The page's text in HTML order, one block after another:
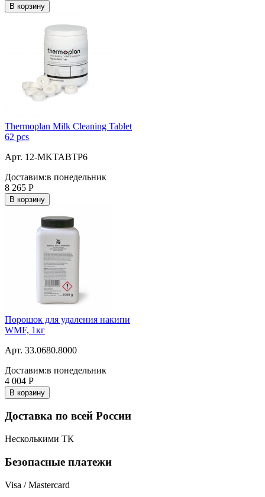
В корзину
Thermoplan Milk Cleaning Tablet
62 pcs
Арт. 12-MKTABTP6
Доставим:в понедельник
8 265 Р
В корзину
Порошок для удаления накипи
WMF, 1кг
Арт. 33.0680.8000
Доставим:в понедельник
4 004 Р
В корзину
Доставка по всей России
Несколькими ТК
Безопасные платежи
Visa / Mastercard